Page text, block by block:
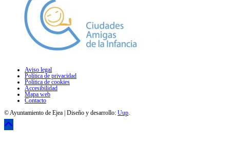
Aviso legal
Política de privacidad
Política de cookies
Accesibilidad
Mapa web
Contacto
© Ayuntamiento de Ejea | Diseño y desarrollo: Uup.